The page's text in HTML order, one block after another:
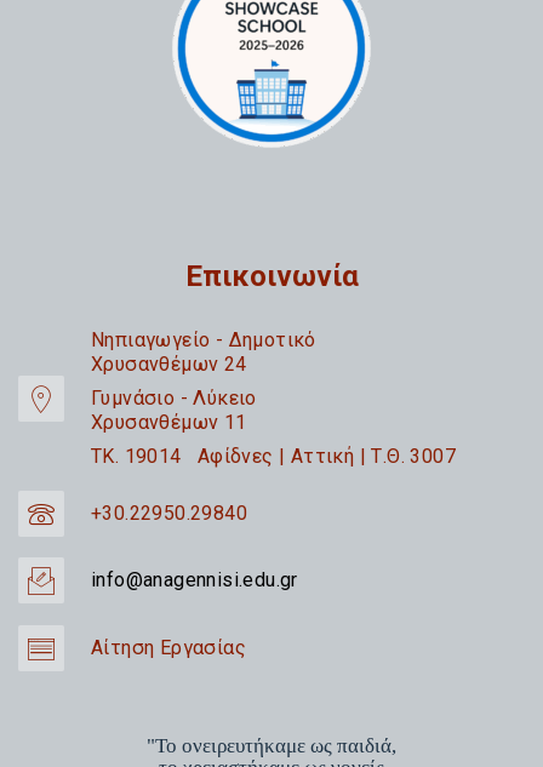
Επικοινωνία
Nηπιαγωγείο - Δημοτικό
Χρυσανθέμων 24
Γυμνάσιο - Λύκειο
Χρυσανθέμων 11
TK. 19014 Αφίδνες | Αττική | Τ.Θ. 3007
+30.22950.29840
info@anagennisi.edu.gr
Αίτηση Εργασίας
"Το ονειρευτήκαμε ως παιδιά,